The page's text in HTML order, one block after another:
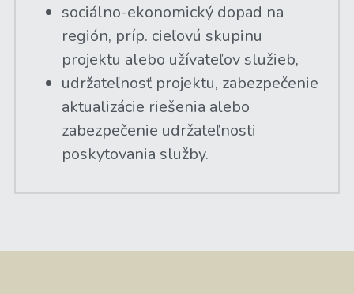
sociálno-ekonomický dopad na
región, príp. cieľovú skupinu
projektu alebo užívateľov služieb,
udržateľnosť projektu, zabezpečenie
aktualizácie riešenia alebo
zabezpečenie udržateľnosti
poskytovania služby.